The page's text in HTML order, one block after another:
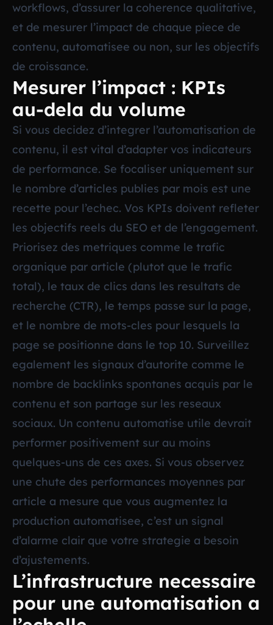
workflows, d’assurer la coherence qualitative,
et de mesurer l’impact de chaque piece de
contenu, automatisee ou non, sur les objectifs
de croissance.
Mesurer l’impact : KPIs
au-dela du volume
Si vous decidez d’integrer l’automatisation de
contenu, il est vital d’adapter vos indicateurs
de performance. Se focaliser uniquement sur
le nombre d’articles publies par mois est une
recette pour l’echec. Vos KPIs doivent refleter
les objectifs reels du SEO et de l’engagement.
Priorisez des metriques comme le trafic
organique par article (plutot que le trafic
total), le taux de clics dans les resultats de
recherche (CTR), le temps passe sur la page,
et le nombre de mots-cles pour lesquels la
page se positionne dans le top 10. Surveillez
egalement les signaux d’autorite comme le
nombre de backlinks spontanes acquis par le
contenu et son partage sur les reseaux
sociaux. Un contenu automatise utile devrait
performer positivement sur au moins
quelques-uns de ces axes. Si vous observez
une chute des performances moyennes par
article a mesure que vous augmentez la
production automatisee, c’est un signal
d’alarme clair que votre strategie a besoin
d’ajustements.
L’infrastructure necessaire
pour une automatisation a